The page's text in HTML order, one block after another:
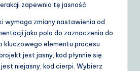
zapewnia tę jasność.
wymaga zmiany nastawienia od
jako pola do zaznaczenia do
kluczowego elementu procesu
jest jasny, kod płynnie się
niejasny, kod cierpi. Wybierz